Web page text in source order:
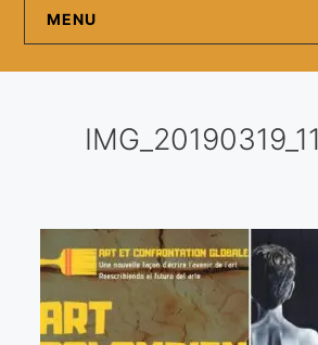
MENU
Artistas
Visitas a los ateliers o talleres de
Presse
Qué dicen de nosotros?